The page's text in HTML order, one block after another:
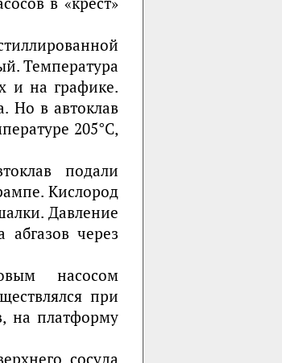
Температура
и на графике.
Но в автоклав
205°С,
подали
Кислород
Давление
через
насосом
при
на платформу
сосуда